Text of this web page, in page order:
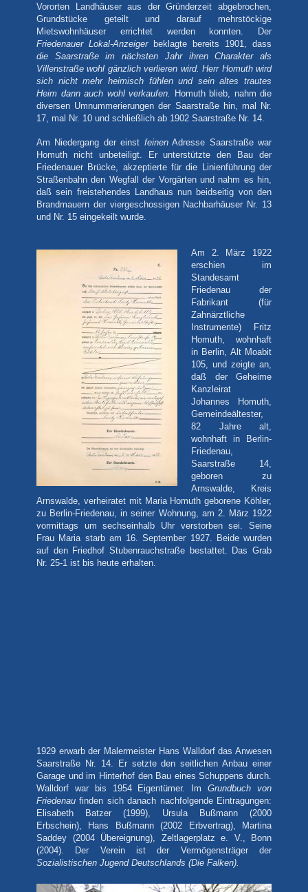
Vororten Landhäuser aus der Gründerzeit abgebrochen,
Grundstücke geteilt und darauf mehrstöckige
Mietswohnhäuser errichtet werden konnten. Der
Friedenauer Lokal-Anzeigerbeklagte bereits 1901, dass
die Saarstraße im nächsten Jahr ihren Charakter als
Villenstraße wohl gänzlich verlieren wird. Herr Homuth wird
sich nicht mehr heimisch fühlen und sein altes trautes
Heim dann auch wohl verkaufen.
Homuth blieb, nahm die
diversen Umnummerierungen der Saarstraße hin, mal Nr.
17, mal Nr. 10 und schließlich ab 1902 Saarstraße Nr. 14.
Am Niedergang der einst feinenAdresse Saarstraße war
Homuth nicht unbeteiligt. Er unterstützte den Bau der
Friedenauer Brücke, akzeptierte für die Linienführung der
Straßenbahn den Wegfall der Vorgärten und nahm es hin,
daß sein freistehendes Landhaus nun beidseitig von den
Brandmauern der viergeschossigen Nachbarhäuser Nr. 13
und Nr. 15 eingekeilt wurde.
Am 2. März 1922
erschien im
Standesamt
Friedenau der
Fabrikant (für
Zahnärztliche
Instrumente) Fritz
Homuth, wohnhaft
in Berlin, Alt Moabit
105, und zeigte an,
daß der Geheime
Kanzleirat
Johannes Homuth,
Gemeindeältester,
82 Jahre alt,
wohnhaft in Berlin-
Friedenau,
Saarstraße 14,
geboren zu
Arnswalde, Kreis
Arnswalde, verheiratet mit Maria Homuth geborene Köhler,
zu Berlin-Friedenau, in seiner Wohnung, am 2. März 1922
vormittags um sechseinhalb Uhr verstorben sei. Seine
Frau Maria starb am 16. September 1927. Beide wurden
auf den Friedhof Stubenrauchstraße bestattet. Das Grab
Nr. 25-1 ist bis heute erhalten.
1929 erwarb der Malermeister Hans Walldorf das Anwesen
Saarstraße Nr. 14. Er setzte den seitlichen Anbau einer
Garage und im Hinterhof den Bau eines Schuppens durch.
Walldorf war bis 1954 Eigentümer. ImGrundbuch von
Friedenau finden sich danach nachfolgende Eintragungen:
Elisabeth Batzer (1999), Ursula Bußmann (2000
Erbschein), Hans Bußmann (2002 Erbvertrag), Martina
Saddey (2004 Übereignung), Zeltlagerplatz e. V., Bonn
(2004). Der Verein ist der Vermögensträger der
Sozialistischen Jugend Deutschlands (Die Falken).